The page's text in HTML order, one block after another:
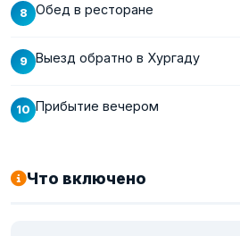
Обед в ресторане
Выезд обратно в Хургаду
Прибытие вечером
Что включено